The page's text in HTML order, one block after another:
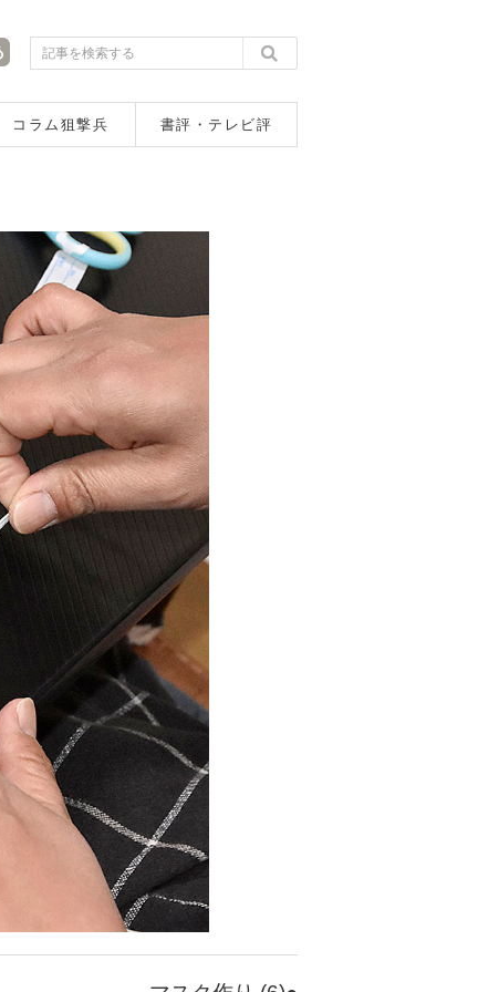
コラム狙撃兵 書評・テレビ評